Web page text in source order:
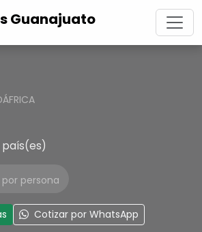
país(es)
por persona
Cotizar por WhatsApp